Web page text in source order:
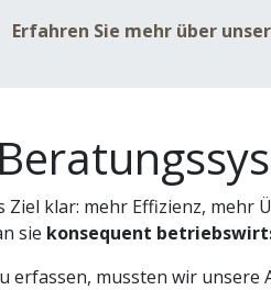
Erfahren Sie mehr über
klar: mehr Effizienz, mehr
sie konsequent
erfassen, mussten wir unsere